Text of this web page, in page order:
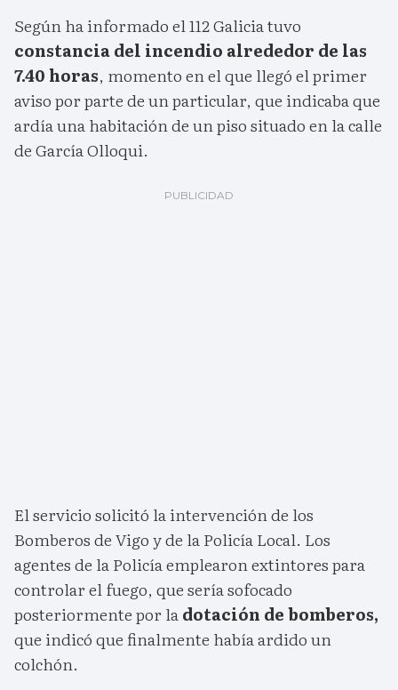
Según ha informado el 112 Galicia tuvo
constancia del incendio alrededor de las
7.40 horas, momento en el que llegó el primer
aviso por parte de un particular, que indicaba que
ardía una habitación de un piso situado en la calle
de García Olloqui.
El servicio solicitó la intervención de los
Bomberos de Vigo y de la Policía Local. Los
agentes de la Policía emplearon extintores para
controlar el fuego, que sería sofocado
posteriormente por ladotación de bomberos,
que indicó que finalmente había ardido un
colchón.